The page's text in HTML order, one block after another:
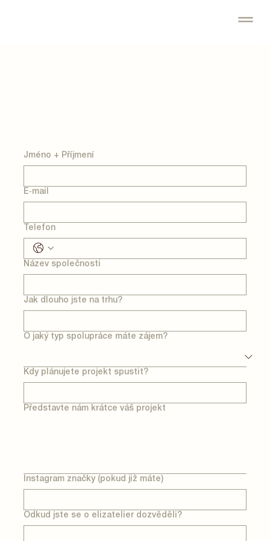
Jméno + Příjmení
E‑mail
Telefon
Název společnosti
Jak dlouho jste na trhu?
O jaký typ spolupráce máte zájem?
Kdy plánujete projekt spustit?
Představte nám krátce váš projekt
Instagram značky (pokud již máte)
Odkud jste se o elizatelier dozvěděli?